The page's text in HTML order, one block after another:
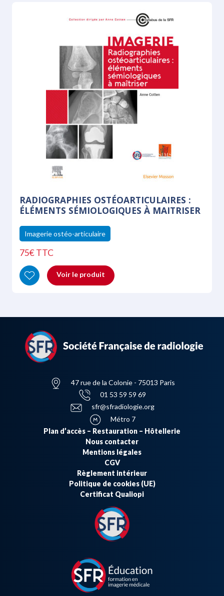
RADIOGRAPHIES OSTÉOARTICULAIRES :
ÉLÉMENTS SÉMIOLOGIQUES À MAITRISER
Imagerie ostéo-articulaire
75€ TTC
Voir le produit
47 rue de la Colonie - 75013 Paris
01 53 59 59 69
sfr@sfradiologie.org
Métro 7
Plan d’accès – Restauration – Hôtellerie
Nous contacter
Mentions légales
CGV
Règlement intérieur
Politique de cookies (UE)
Certificat Qualiopi